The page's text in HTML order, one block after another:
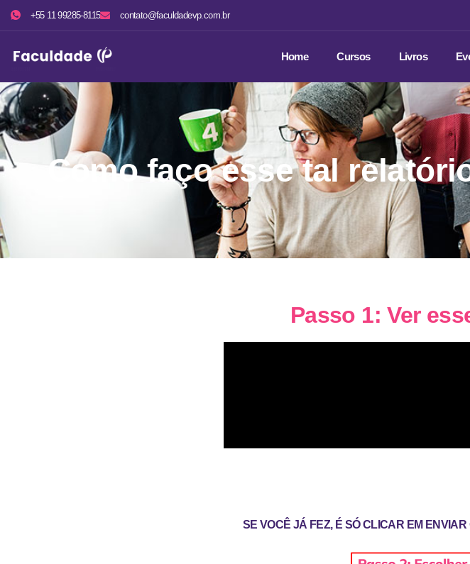
+55 11 99285-8115 contato@faculdadevp.com.br
Home Cursos Livros
Como faço esse tal
Passo 1: Ver
SE VOCÊ JÁ FEZ, É SÓ CLICAR EM ENVIAR